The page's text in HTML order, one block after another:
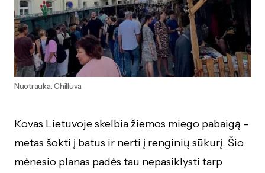
Nuotrauka: Chilluva
Kovas Lietuvoje skelbia žiemos miego pabaigą –
metas šokti į batus ir nerti į renginių sūkurį. Šio
mėnesio planas padės tau nepasiklysti tarp